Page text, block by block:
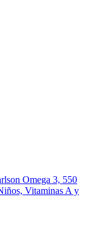
Omega 3, 550
Vitaminas A y